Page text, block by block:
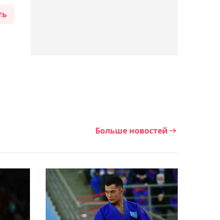
Казахстана Шацкий хочет
завершить карьеру
15:28, Сегодня
Больше новостей